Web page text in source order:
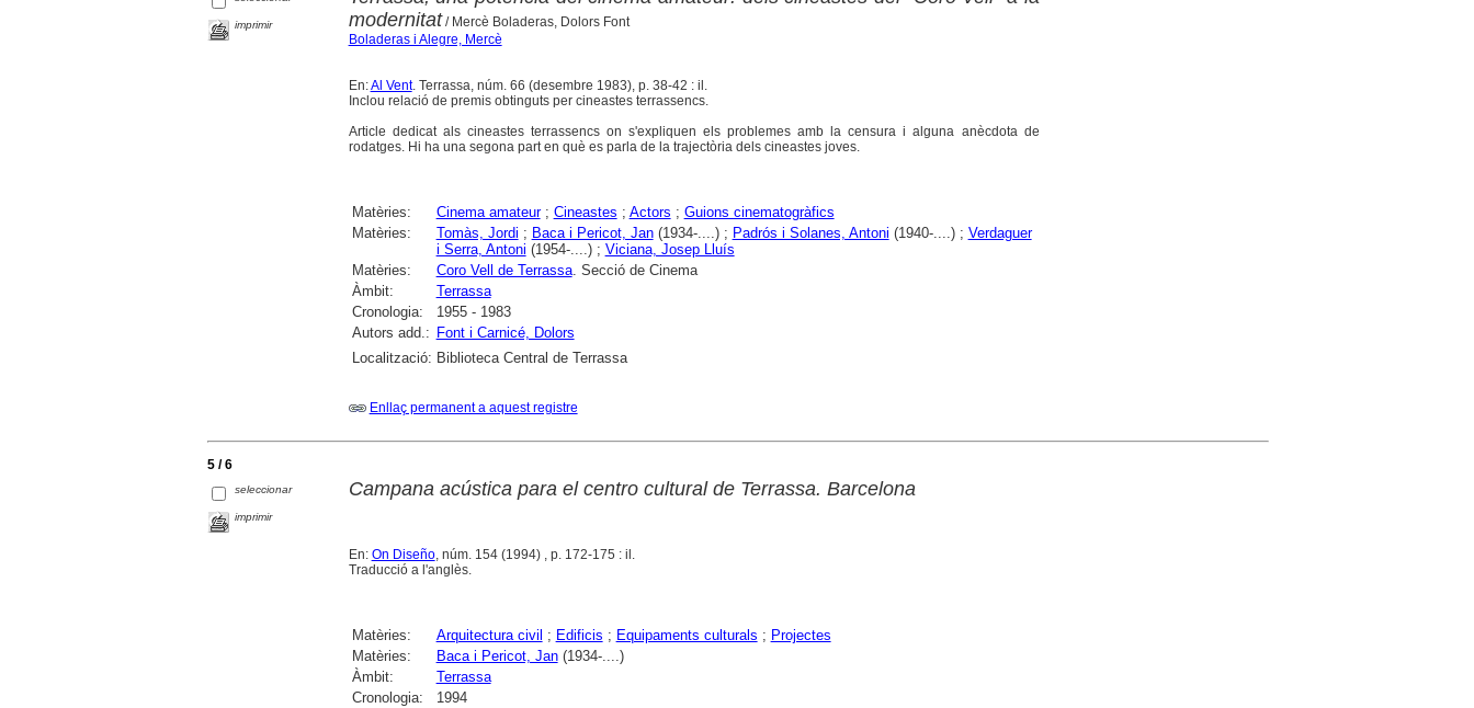
imprimir
modernitat/ Mercè Boladeras, Dolors Font
Boladeras i Alegre, Mercè
En:Al Vent. Terrassa, núm. 66 (desembre 1983), p. 38-42 : il.
Inclou relació de premis obtinguts per cineastes terrassencs.
Article dedicat als cineastes terrassencs on s'expliquen els problemes amb la censura i alguna anècdota de
rodatges. Hi ha una segona part en què es parla de la trajectòria dels cineastes joves.
Matèries: Cinema amateur; Cineastes ; Actors ; Guions cinematogràfics
Matèries:
Tomàs, Jordi ; Baca i Pericot, Jan(1934-....) ; Padrós i Solanes, Antoni (1940-....) ; Verdaguer
i Serra, Antoni (1954-....) ; Viciana, Josep Lluís
Matèries:
Coro Vell de Terrassa. Secció de Cinema
Àmbit:
Terrassa
Cronologia:
1955 - 1983
Autors add.: Font i Carnicé, Dolors
Localització: Biblioteca Central de Terrassa
Enllaç permanent a aquest registre
5 / 6
seleccionar
imprimir
Campana acústica para el centro cultural de Terrassa. Barcelona
En: On Diseño, núm. 154 (1994) , p. 172-175 : il.
Traducció a l'anglès.
Matèries: Arquitectura civil ; Edificis ; Equipaments culturals ; Projectes
Matèries:
Baca i Pericot, Jan(1934-....)
Àmbit:
Terrassa
Cronologia:
1994